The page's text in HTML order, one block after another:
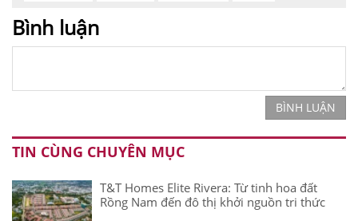
Bình luận
BÌNH LUẬN
TIN CÙNG CHUYÊN MỤC
T&T Homes Elite Rivera: Từ tinh hoa đất
Rồng Nam đến đô thị khởi nguồn tri thức